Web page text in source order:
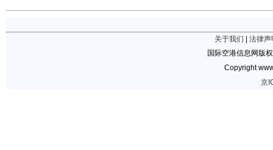
关于我们
法律声
国际空港信息网版
Copyright
京